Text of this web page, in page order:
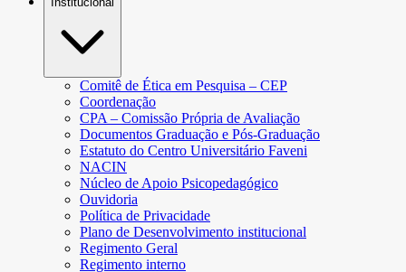
Comitê de Ética em Pesquisa – CEP
Coordenação
CPA – Comissão Própria de Avaliação
Documentos Graduação e Pós-Graduação
Estatuto do Centro Universitário Faveni
NACIN
Núcleo de Apoio Psicopedagógico
Ouvidoria
Política de Privacidade
Plano de Desenvolvimento institucional
Regimento Geral
Regimento interno